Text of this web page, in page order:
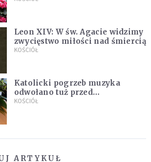
Leon XIV: W św. Agacie widzimy
zwycięstwo miłości nad śmiercią
KOŚCIÓŁ
Katolicki pogrzeb muzyka
odwołano tuż przed
uroczystością. Powodem była
KOŚCIÓŁ
ARTYKUŁ